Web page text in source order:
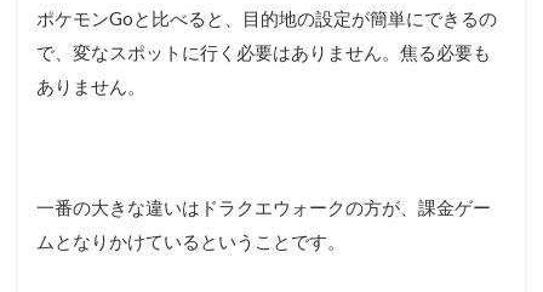
ポケモンGoと比べると、目的地の設定が簡単にできるの
で、変なスポットに行く必要はありません。焦る必要も
ありません。
一番の大きな違いはドラクエウォークの方が、課金ゲー
ムとなりかけているということです。